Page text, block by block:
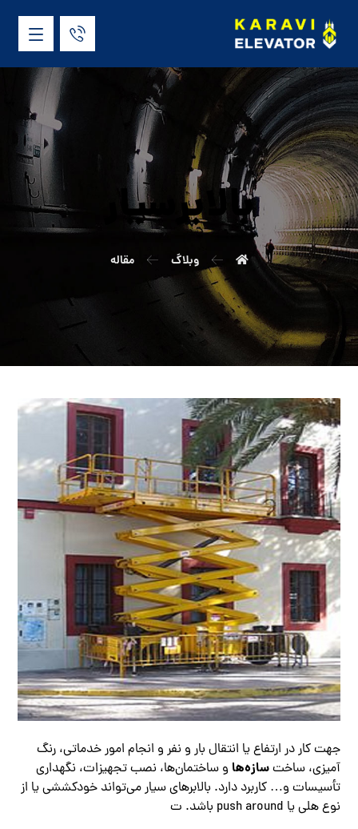
بالابرسیار
وبلاگ مقاله
جهت کار در ارتفاع یا انتقال بار و نفر و انجام امور خدماتی، رنگ
آمیزی، ساختسازه‌ها و ساختمان‌ها، نصب تجهیزات، نگهداری
تأسیسات و… کاربرد دارد. بالابرهای سیار می‌تواند خودکششی یا از
نوع هلی یا push around باشد. ت